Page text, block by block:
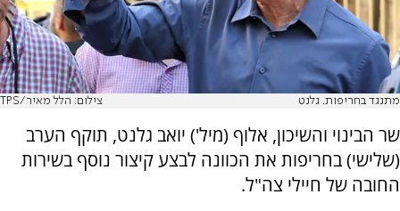
מתנגד בחריפות. גלנט צילום: הלל מאיר/TPS
שר הבינוי והשיכון, אלוף (מיל') יואב גלנט, תוקף הערב
(שלישי) בחריפות את הכוונה לבצע קיצור נוסף בשירות
החובה של חיילי צה"ל.